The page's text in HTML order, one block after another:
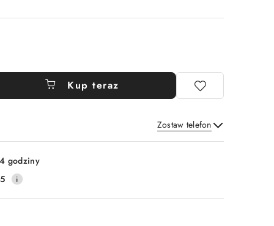
Kup teraz
Zostaw telefon
Wyślij
godziny